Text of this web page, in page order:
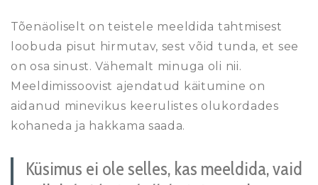
Tõenäoliselt on teistele meeldida tahtmisest
loobuda pisut hirmutav, sest võid tunda, et see
on osa sinust. Vähemalt minuga oli nii.
Meeldimissoovist ajendatud käitumine on
aidanud minevikus keerulistes olukordades
kohaneda ja hakkama saada.
Küsimus ei ole selles, kas meeldida, vaid